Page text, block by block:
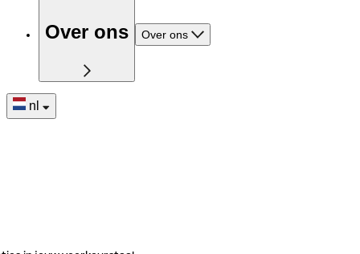
Over ons Over ons
nl